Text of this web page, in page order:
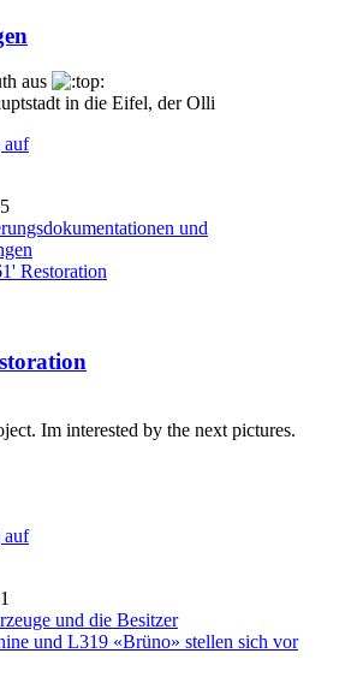
aus
in die Eifel, der Olli
auf
und
Restoration
Im interested by the next pictures.
auf
und die Besitzer
und L319 «Brüno» stellen sich vor